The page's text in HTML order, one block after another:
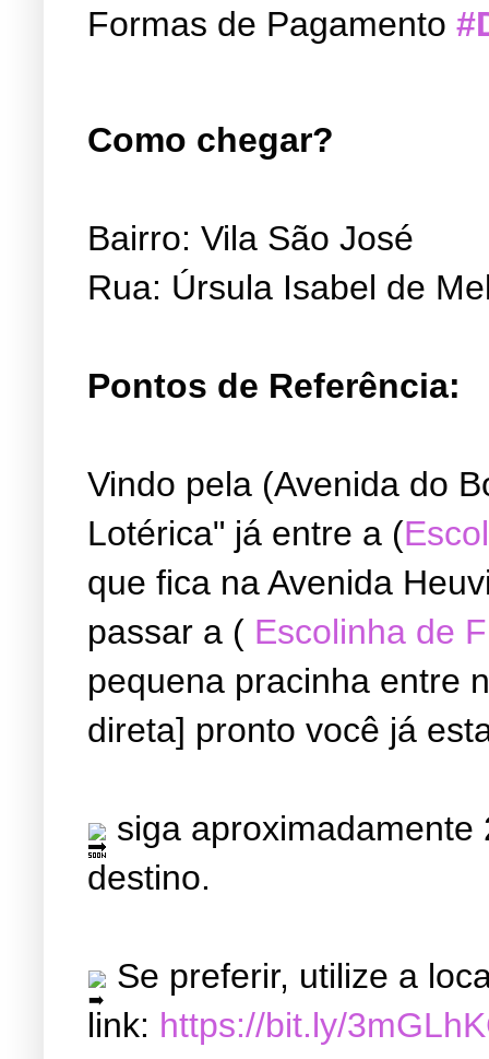
Formas de Pagamento
Como chegar?
Bairro: Vila São José
Rua: Úrsula Isabel de
Pontos de Referência:
Vindo pela (Avenida do
Lotérica" já entre a (
que fica na Avenida
passar a ( Escolinha de
pequena pracinha entre
direta] pronto você já
siga
destino.
Se preferir, utilize a
link: https://bit.ly/